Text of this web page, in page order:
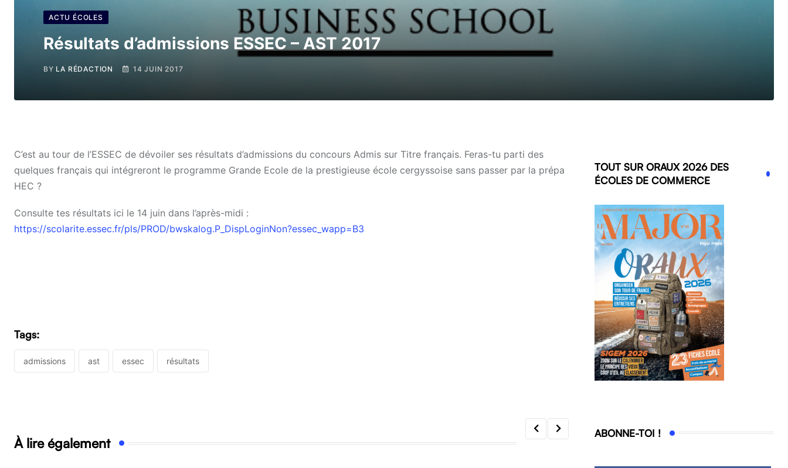
ACTU ÉCOLES
Résultats d’admissions ESSEC – AST 2017
BY LA RÉDACTION 14 JUIN 2017
C’est au tour de l’ESSEC de dévoiler ses résultats d’admissions du concours Admis sur Titre français. Feras-tu parti des
quelques français qui intégreront le programme Grande Ecole de la prestigieuse école cergyssoise sans passer par la prépa
HEC ?
Consulte tes résultats ici le 14 juin dans l’après-midi :
https://scolarite.essec.fr/pls/PROD/bwskalog.P_DispLoginNon?essec_wapp=B3
Tags:
admissions ast essec résultats
À lire également
TOUT SUR ORAUX 2026 DES
ÉCOLES DE COMMERCE
ABONNE-TOI !